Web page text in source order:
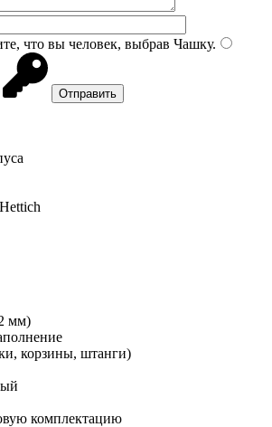
что вы человек, выбрав Чашку.
мм)
корзины, штанги)
комплектацию